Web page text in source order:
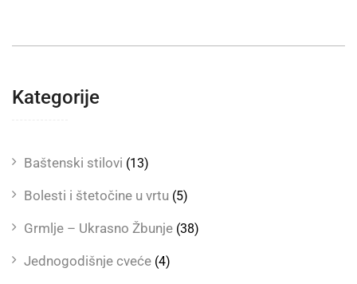
Kategorije
Baštenski stilovi (13)
Bolesti i štetočine u vrtu (5)
Grmlje – Ukrasno Žbunje (38)
Jednogodišnje cveće (4)